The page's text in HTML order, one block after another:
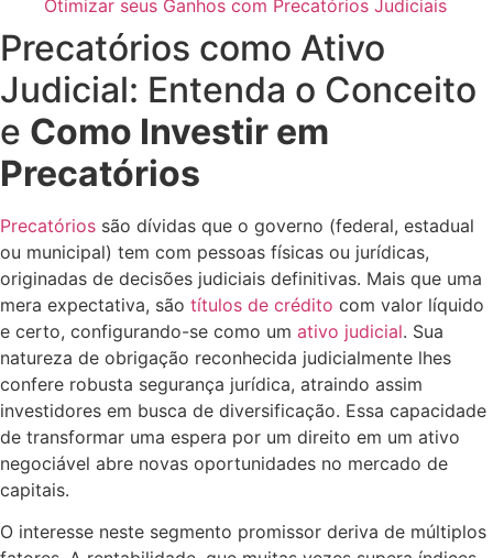
Otimizar seus Ganhos com Precatórios Judiciais
Precatórios como Ativo
Judicial: Entenda o Conceito
e Como Investir em
Precatórios
Precatórios são dívidas que o governo (federal, estadual
ou municipal) tem com pessoas físicas ou jurídicas,
originadas de decisões judiciais definitivas. Mais que uma
mera expectativa, são títulos de crédito com valor líquido
e certo, configurando-se como um ativo judicial. Sua
natureza de obrigação reconhecida judicialmente lhes
confere robusta segurança jurídica, atraindo assim
investidores em busca de diversificação. Essa capacidade
de transformar uma espera por um direito em um ativo
negociável abre novas oportunidades no mercado de
capitais.
O interesse neste segmento promissor deriva de múltiplos